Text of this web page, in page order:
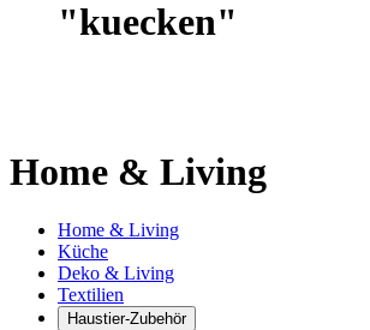
"kuecken"
Home & Living
Home & Living
Küche
Deko & Living
Textilien
Haustier-Zubehör